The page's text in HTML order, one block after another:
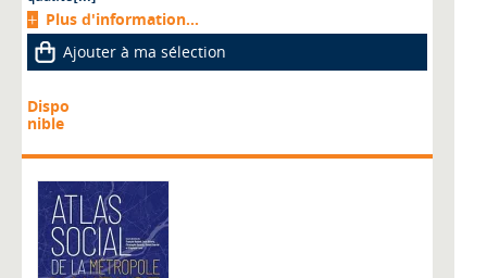
Plus d'information...
Ajouter à ma sélection
Dispo
nible